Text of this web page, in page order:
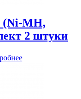
(Ni-MH,
2 штуки